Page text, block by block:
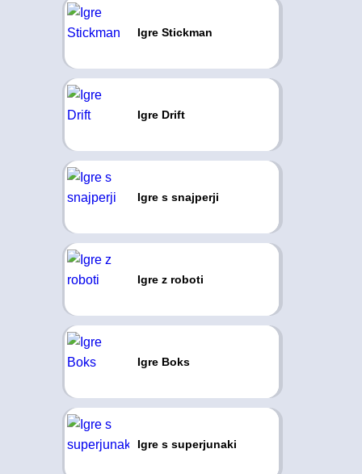
Igre Stickman
Igre Drift
Igre s snajperji
Igre z roboti
Igre Boks
Igre s superjunaki